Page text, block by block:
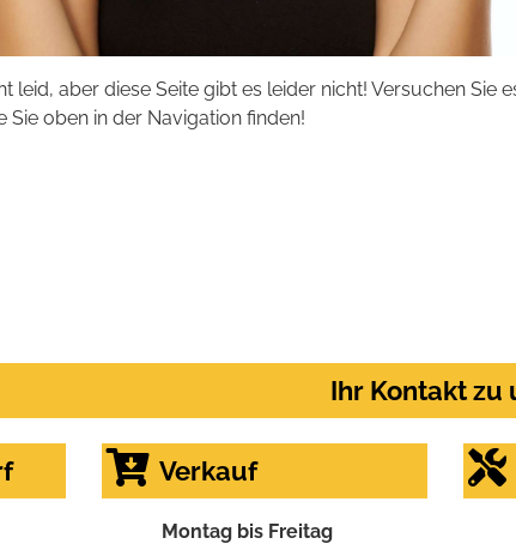
leid, aber diese Seite gibt es leider nicht! Versuchen Sie
Sie oben in der Navigation finden!
Ihr Kontakt zu
Verkauf
Montag bis Freitag